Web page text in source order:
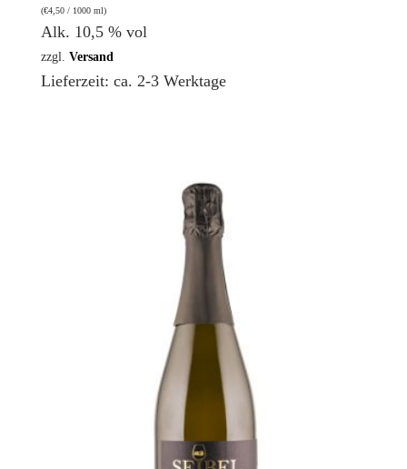
(€4,50/ 1000 ml)
Alk. 10,5 % vol
zzgl. Versand
Lieferzeit: ca. 2-3 Werktage